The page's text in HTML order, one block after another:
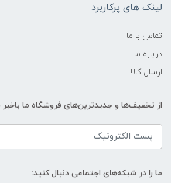
لینک های پرکاربرد
تماس با ما
درباره ما
ارسال کالا
از تخفیف‌ها و جدیدترین‌های فروشگاه ما
ما را در شبکه‌های اجتماعی دنبال کنید: